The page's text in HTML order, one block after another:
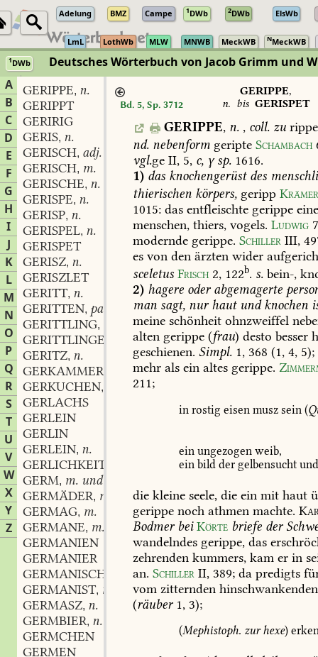
Adelung BMZ Campe 1DWb 2DWb ElsWb
LmL LothWb MLW MNWB MeckWB NMeckWB
1DWb Deutsches Wörterbuch von Jacob Grimm und
A
B
C
D
E
F
G
H
I
J
K
L
M
N
O
P
Q
R
S
T
U
V
W
X
Y
Z
GERIPPE, n.
GERIPPT
GERIRIG
GERIS, n.
GERISCH, adj. und adv.
GERISCH, m.
GERISCHE, n.
GERISPE, n.
GERISP, n.
GERISPEL, n.
GERISPET
GERISZ, n.
GERISZLET
GERITT, n.
GERITTEN, part.
GERITTLING,
GERITTLINGEN
adv.
GERITZ, n.
GERKAMMER
GERKUCHEN,
GERLACHS
GERLEIN
GERLIN
GERLEIN, n.
GERLICHKEIT
GERM, m. und f.
GERMÄDER, m.
GERMAG, m.
GERMANE, m.
GERMANIEN
GERMANIER
GERMANISCH
GERMANIST, m.
GERMASZ, n.
GERMBIER, n.
GERMCHEN
GERMEN
Bd. 5, Sp. 3712
GERIPPE,
n. bis GERISPET
GERIPPE, n. , coll.zu
nd. nebenform geripte Schambach
vgl.ge II, 5, c, γ sp. 1616.
1) das knochengerüstdes
thierischen körpers, geripp
1015: das entfleischte gerippe
menschen, thiers, vogels. Ludwig
modernde gerippe. Schiller III,
es von den ärzten wider
sceletus Frisch 2, 122b. s. bein-,
2) hagere oderabgemagerte
man sagt, nurhautundknochen
meine schönheit ohnzweiffel
alten gerippe (frau) desto besser
geschienen. Simpl. 1, 368 (1, 4, 5);
mehr als ein altes gerippe.
211;
in rostig eisen musz sein (
ein ungezogen weib,
ein bild der gelbensucht
die kleine seele, die ein mit haut
gerippe noch athmen machte.
Bodmerbei Körte briefe der
wandelndes gerippe, das
zehrenden kummers, kam er in
an. Schiller II, 389; da predigts
vom zitternden hinschwankenden
(räuber1, 3);
(Mephistoph. zurhexe)